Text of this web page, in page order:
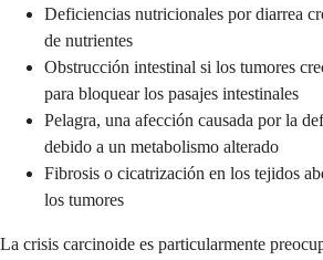
Deficiencias nutricionales por diarrea
de nutrientes
Obstrucción intestinal si los tumores
para bloquear los pasajes intestinales
Pelagra, una afección causada por la
debido a un metabolismo alterado
Fibrosis o cicatrización en los tejidos
los tumores
La crisis carcinoide es particularmente